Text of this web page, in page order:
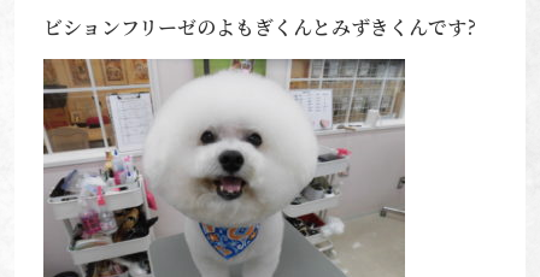
ビションフリーゼのよもぎくんとみずきくんです?